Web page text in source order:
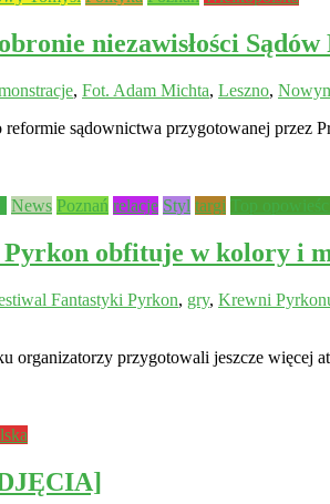
niezawisłości
, Fot. Adam Michta, Leszno,
sądownictwa przygotowanej przez
News Poznań relacje Styl targi
Pyrkon obfituje w kolory i
Fantastyki Pyrkon, gry, Krewni
organizatorzy przygotowali jeszcze więcej